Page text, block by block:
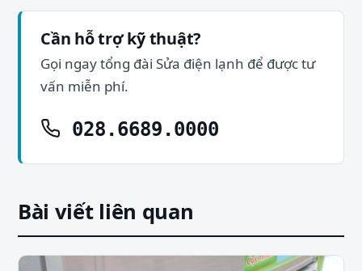
Cần hỗ trợ kỹ thuật?
Gọi ngay tổng đài Sửa điện lạnh để được tư
vấn miễn phí.
028.6689.0000
Bài viết liên quan